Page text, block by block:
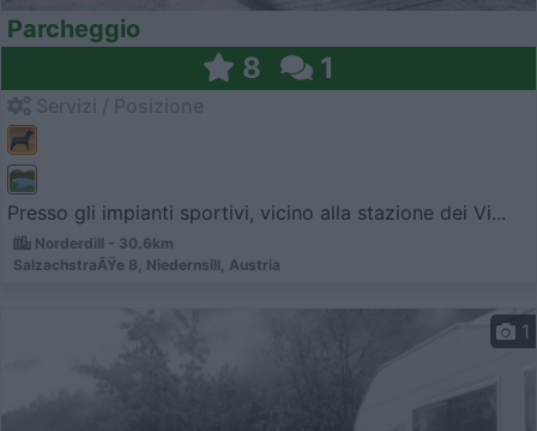
Parcheggio
8 1
Presso gli impianti sportivi, vicino alla stazione dei Vi...
Norderdill - 30.6km
SalzachstraÃŸe 8, Niedernsill, Austria
1